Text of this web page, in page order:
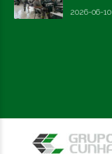
2026-06-10